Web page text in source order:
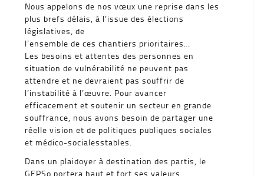
Nous appelons de nos vœux une reprise dans les
plus brefs délais, à l’issue des élections
législatives, de
l’ensemble de ces chantiers prioritaires…
Les besoins et attentes des personnes en
situation de vulnérabilité ne peuvent pas
attendre et ne devraient pas souffrir de
l’instabilité à l’œuvre. Pour avancer
efficacement et soutenir un secteur en grande
souffrance, nous avons besoin de partager une
réelle vision et de politiques publiques sociales
et médico-socialesstables.
Dans un plaidoyer à destination des partis, le
GEPSo portera haut et fort ses valeurs